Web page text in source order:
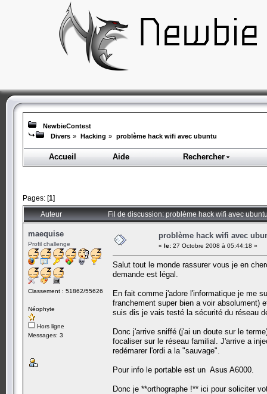
NewbieContest
Divers » Hacking » problème hack wifi avec ubuntu
Accueil Aide Rechercher
Pages: [1]
Auteur Fil de discussion: problème hack wifi avec
maequise
Profil challenge
Classement : 51862/55626
Néophyte
Hors ligne
Messages: 3
problème hack wifi avec
« le: 27 Octobre 2008 à 05:44:18 »
Salut tout le monde rassurer vous je en
demande est légal.
En fait comme j'adore l'informatique je me
franchement super bien a voir absolument)
suis dis je vais testé la sécurité du réseau
Donc j'arrive sniffé (j'ai un doute sur le
focaliser sur le réseau familial. J'arrive a
redémarer l'ordi a la "sauvage".
Pour info le portable est un Asus A6000.
Donc je **orthographe !** ici pour soliciter